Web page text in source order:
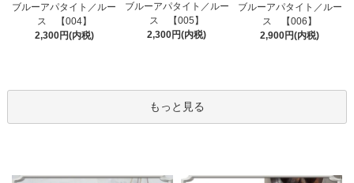
ブルーアパタイト／ルー
ス 【004】
2,300円(内税)
ブルーアパタイト／ルー
ス 【005】
2,300円(内税)
ブルーアパタイト／ルー
ス 【006】
2,900円(内税)
もっと見る